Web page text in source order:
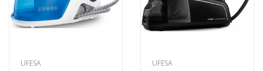
UFESA UFESA